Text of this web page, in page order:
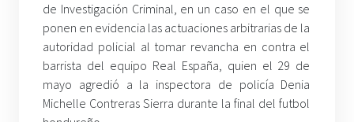
de Investigación Criminal, en un caso en el que se
ponen en evidencia las actuaciones arbitrarias de la
autoridad policial al tomar revancha en contra el
barrista del equipo Real España, quien el 29 de
mayo agredió a la inspectora de policía Denia
Michelle Contreras Sierra durante la final del futbol